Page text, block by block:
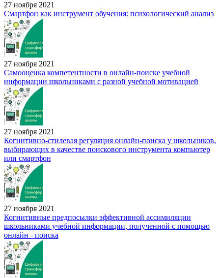
27 ноября 2021
Смартфон как инструмент обучения: психологический анализ
27 ноября 2021
Самооценка компетентности в онлайн-поиске учебной
информации школьниками с разной учебной мотивацией
27 ноября 2021
Когнитивно-стилевая регуляция онлайн-поиска у школьников,
выбирающих в качестве поискового инструмента компьютер
или смартфон
27 ноября 2021
Когнитивные предпосылки эффективной ассимиляции
школьниками учебной информации, полученной с помощью
онлайн - поиска